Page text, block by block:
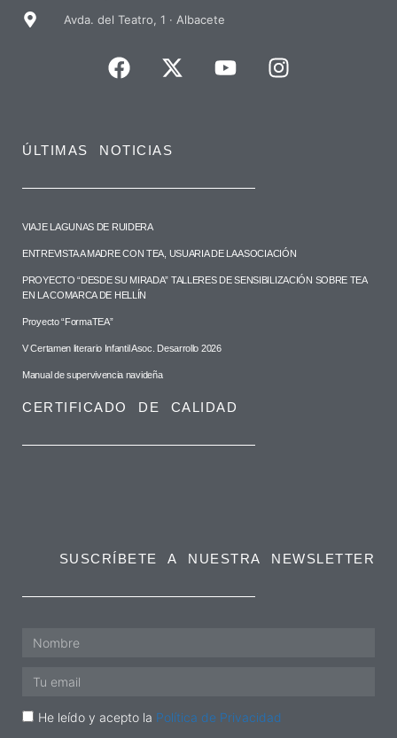
Avda. del Teatro, 1 · Albacete
ÚLTIMAS NOTICIAS
VIAJE LAGUNAS DE RUIDERA
ENTREVISTA A MADRE CON TEA, USUARIA DE LA ASOCIACIÓN
PROYECTO “DESDE SU MIRADA” TALLERES DE SENSIBILIZACIÓN SOBRE TEA
EN LA COMARCA DE HELLÍN
Proyecto “FormaTEA”
V Certamen literario Infantil Asoc. Desarrollo 2026
Manual de supervivencia navideña
CERTIFICADO DE CALIDAD
SUSCRÍBETE A NUESTRA NEWSLETTER
He leído y acepto la Política de Privacidad